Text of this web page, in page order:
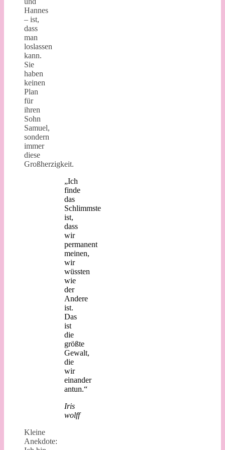
Hannes
– ist,
dass
man
loslassen
kann.
Sie
haben
keinen
Plan
für
ihren
Sohn
Samuel,
sondern
immer
diese
Großherzigkeit.
„Ich
finde
das
Schlimmste
ist,
dass
wir
permanent
meinen,
wir
wüssten
wie
der
Andere
ist.
Das
ist
die
größte
Gewalt,
die
wir
einander
antun.“
Iris
wolff
Kleine
Anekdote: